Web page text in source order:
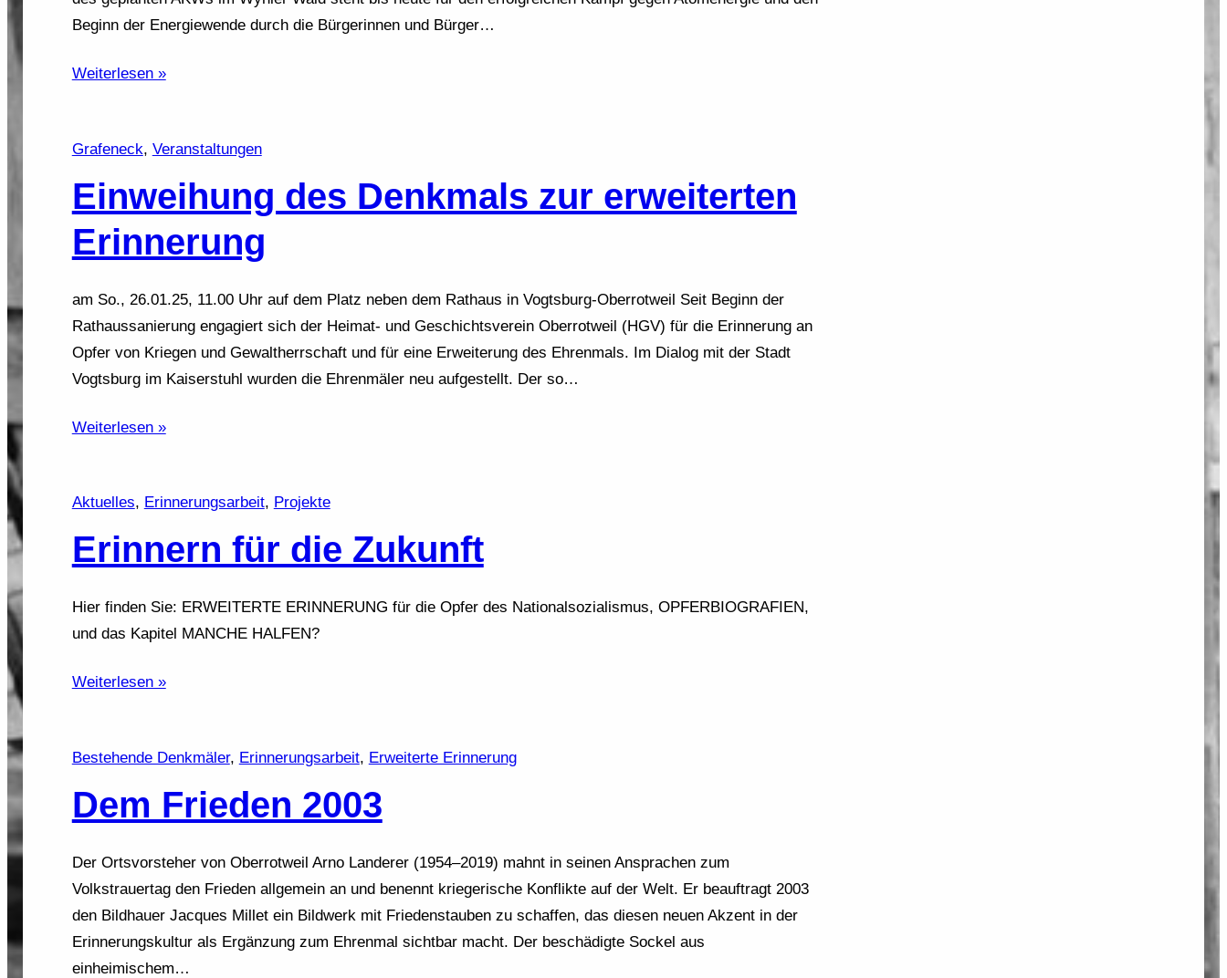
Beginn der Energiewende durch die Bürgerinnen und Bürger…
Weiterlesen »
Grafeneck, Veranstaltungen
Einweihung des Denkmals zur erweiterten
Erinnerung
am So., 26.01.25, 11.00 Uhr auf dem Platz neben dem Rathaus in Vogtsburg-Oberrotweil Seit Beginn der
Rathaussanierung engagiert sich der Heimat- und Geschichtsverein Oberrotweil (HGV) für die Erinnerung an
Opfer von Kriegen und Gewaltherrschaft und für eine Erweiterung des Ehrenmals. Im Dialog mit der Stadt
Vogtsburg im Kaiserstuhl wurden die Ehrenmäler neu aufgestellt. Der so…
Weiterlesen »
Aktuelles, Erinnerungsarbeit, Projekte
Erinnern für die Zukunft
Hier finden Sie: ERWEITERTE ERINNERUNG für die Opfer des Nationalsozialismus, OPFERBIOGRAFIEN,
und das Kapitel MANCHE HALFEN?
Weiterlesen »
Bestehende Denkmäler, Erinnerungsarbeit, Erweiterte Erinnerung
Dem Frieden 2003
Der Ortsvorsteher von Oberrotweil Arno Landerer (1954–2019) mahnt in seinen Ansprachen zum
Volkstrauertag den Frieden allgemein an und benennt kriegerische Konflikte auf der Welt. Er beauftragt 2003
den Bildhauer Jacques Millet ein Bildwerk mit Friedenstauben zu schaffen, das diesen neuen Akzent in der
Erinnerungskultur als Ergänzung zum Ehrenmal sichtbar macht. Der beschädigte Sockel aus
einheimischem…